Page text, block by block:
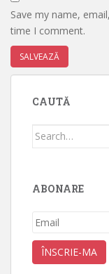
Save my name,
time I comment.
CAUTĂ
Search
ABONARE
Email
ÎNSCRIE-MA